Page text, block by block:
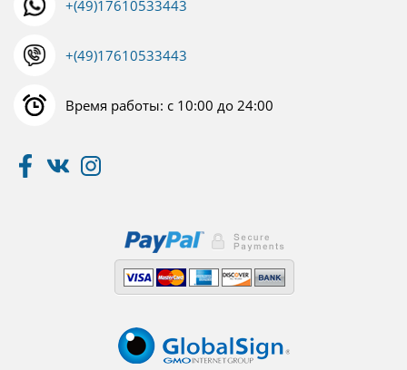
+(49)17610533443
+(49)17610533443
Время работы: с 10:00 до 24:00